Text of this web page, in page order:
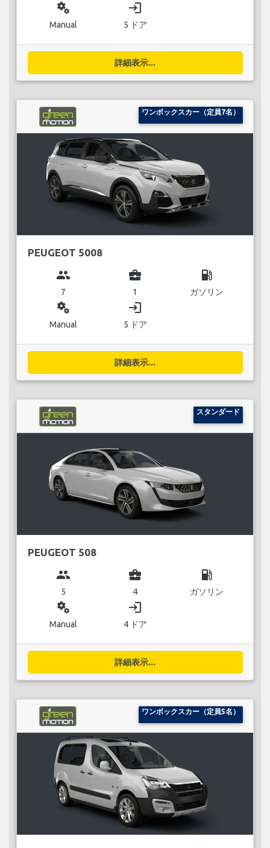
miscellaneous_services
Manual
login
5 ドア
詳細表示...
ワンボックスカー（定員7名）
PEUGEOT 5008
group
7
business_center
1
local_gas_station
ガソリン
miscellaneous_services
Manual
login
5 ドア
詳細表示...
スタンダード
PEUGEOT 508
group
5
business_center
4
local_gas_station
ガソリン
miscellaneous_services
Manual
login
4 ドア
詳細表示...
ワンボックスカー（定員5名）